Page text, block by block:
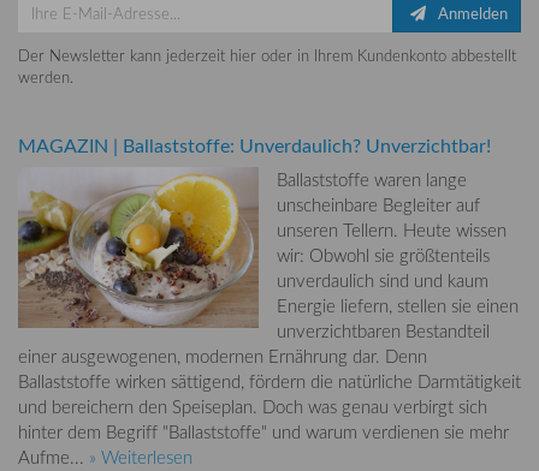
Anmelden
Der Newsletter kann jederzeit hier oder in Ihrem Kundenkonto abbestellt
werden.
MAGAZIN | Ballaststoffe: Unverdaulich? Unverzichtbar!
Ballaststoffe waren lange
unscheinbare Begleiter auf
unseren Tellern. Heute wissen
wir: Obwohl sie größtenteils
unverdaulich sind und kaum
Energie liefern, stellen sie einen
unverzichtbaren Bestandteil
einer ausgewogenen, modernen Ernährung dar. Denn
Ballaststoffe wirken sättigend, fördern die natürliche Darmtätigkeit
und bereichern den Speiseplan. Doch was genau verbirgt sich
hinter dem Begriff "Ballaststoffe" und warum verdienen sie mehr
Aufme... » Weiterlesen